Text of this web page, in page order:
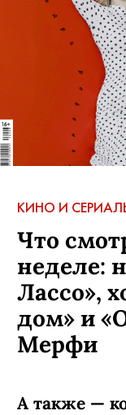
КИНО И
Что
неделе:
Лассо»,
дом» и
Мерфи
А также —